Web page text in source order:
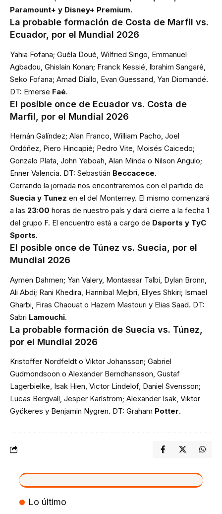
Paramount+ y Disney+ Premium.
La probable formación de Costa de Marfil vs.
Ecuador, por el Mundial 2026
Yahia Fofana; Guéla Doué, Wilfried Singo, Emmanuel
Agbadou, Ghislain Konan; Franck Kessié, Ibrahim Sangaré,
Seko Fofana; Amad Diallo, Evan Guessand, Yan Diomandé.
DT: Emerse Faé.
El posible once de Ecuador vs. Costa de
Marfil, por el Mundial 2026
Hernán Galíndez; Alan Franco, William Pacho, Joel
Ordóñez, Piero Hincapié; Pedro Vite, Moisés Caicedo;
Gonzalo Plata, John Yeboah, Alan Minda o Nilson Angulo;
Enner Valencia. DT: Sebastián Beccacece.
Cerrando la jornada nos encontraremos con el partido de
Suecia y Tunez en el del Monterrey. El mismo comenzará
a las 23:00 horas de nuestro país y dará cierre a la fecha 1
del grupo F. El encuentro está a cargo de Dsports y TyC
Sports.
El posible once de Túnez vs. Suecia, por el
Mundial 2026
Aymen Dahmen; Yan Valery, Montassar Talbi, Dylan Bronn,
Ali Abdi; Rani Khedira, Hannibal Mejbri, Ellyes Shkiri; Ismael
Gharbi, Firas Chaouat o Hazem Mastouri y Elias Saad. DT:
Sabri Lamouchi.
La probable formación de Suecia vs. Túnez,
por el Mundial 2026
Kristoffer Nordfeldt o Viktor Johansson; Gabriel
Gudmondsoon o Alexander Berndhansson, Gustaf
Lagerbielke, Isak Hien, Victor Lindelof, Daniel Svensson;
Lucas Bergvall, Jesper Karlstrom; Alexander Isak, Viktor
Gyökeres y Benjamin Nygren. DT: Graham Potter.
VIVO
Lo último